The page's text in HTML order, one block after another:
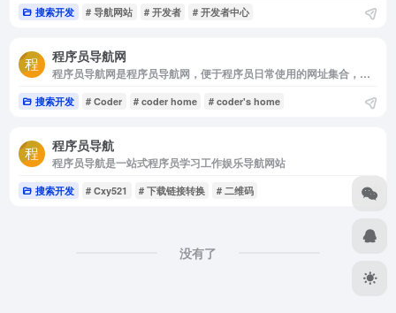
搜索开发 # 导航网站 # 开发者 # 开发者中心
程序员导航网
程序员导航网是程序员导航网，便于程序员日常使用的网址集合，你想要的都在这里☺。
搜索开发 # Coder # coder home # coder's home
程序员导航
程序员导航是一站式程序员学习工作娱乐导航网站
搜索开发 # Cxy521 # 下载链接转换 # 二维码
没有了